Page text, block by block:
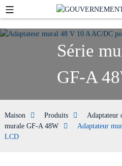
Série
GF-A
Maison Produits Adaptateur
murale GF-A 48W
Adaptateur
LCD